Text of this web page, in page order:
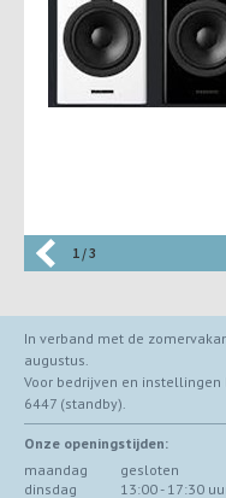
1 / 3
In verband met de
augustus.
Voor bedrijven en
6447 (standby).
Onze openingstijden:
maandag
gesloten
dinsdag
13:00 - 17:30